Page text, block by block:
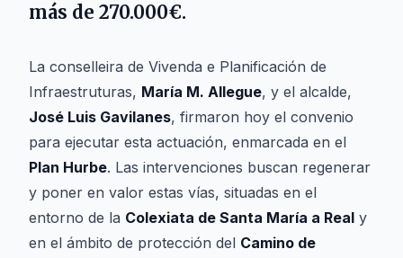
más de 270.000€.
La conselleira de Vivenda e Planificación de
Infraestruturas, María M. Allegue, y el alcalde,
José Luis Gavilanes, firmaron hoy el convenio
para ejecutar esta actuación, enmarcada en el
Plan Hurbe. Las intervenciones buscan regenerar
y poner en valor estas vías, situadas en el
entorno de la Colexiata de Santa María a Real y
en el ámbito de protección del Camino de